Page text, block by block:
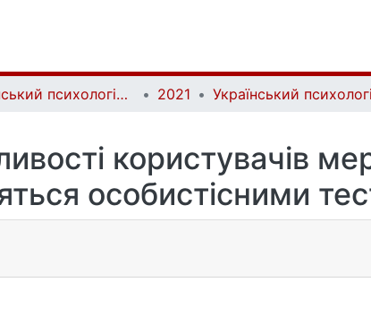
Український психологічний журнал | Ukrainian Psychological Journal 2021
користувачів
особистісними